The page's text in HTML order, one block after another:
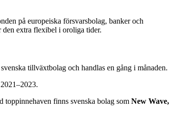
på europeiska försvarsbolag, banker och
den extra flexibel i oroliga tider.
tillväxtbolag och handlas en gång i månaden.
toppinnehaven finns svenska bolag som New Wave,